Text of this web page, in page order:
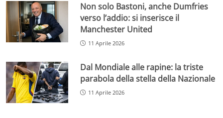
Non solo Bastoni, anche Dumfries
verso l’addio: si inserisce il
Manchester United
11 Aprile 2026
Dal Mondiale alle rapine: la triste
parabola della stella della Nazionale
11 Aprile 2026